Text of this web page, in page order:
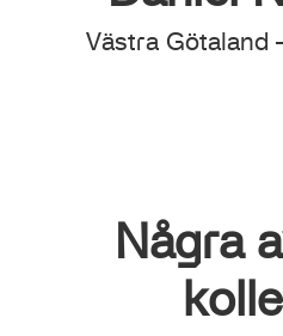
Västra Götaland
Några